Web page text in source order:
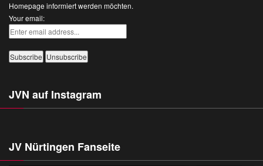
Homepage informiert werden möchten.
Your email:
JVN auf Instagram
JV Nürtingen Fanseite